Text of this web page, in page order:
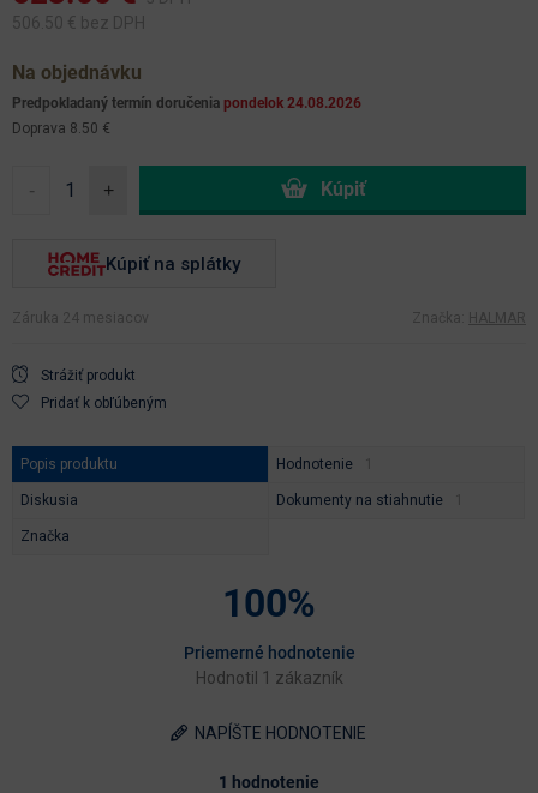
506.50 € bez DPH
Na objednávku
Predpokladaný termín doručenia pondelok 24.08.2026
Doprava 8.50 €
- +
Kúpiť na splátky
Záruka 24 mesiacov Značka: HALMAR
Strážiť produkt
Pridať k obľúbeným
Popis produktu Hodnotenie
Diskusia Dokumenty na stiahnutie
Značka
100%
Priemerné hodnotenie
Hodnotil 1 zákazník
NAPÍŠTE HODNOTENIE
1 hodnotenie